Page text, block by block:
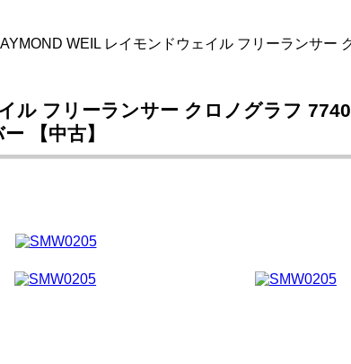
WEIL レイモンドウェイル フリーランサー
ル フリーランサー クロノグラフ
【中古】